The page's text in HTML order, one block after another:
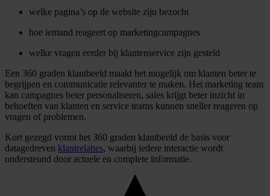
welke pagina’s op de website zijn bezocht
hoe iemand reageert op marketingcampagnes
welke vragen eerder bij klantenservice zijn gesteld
Een 360 graden klantbeeld maakt het mogelijk om klanten beter te
begrijpen en communicatie relevanter te maken. Het marketing team
kan campagnes beter personaliseren, sales krijgt beter inzicht in
behoeften van klanten en service teams kunnen sneller reageren op
vragen of problemen.
Kort gezegd vormt het 360 graden klantbeeld de basis voor
datagedreven klantrelaties, waarbij iedere interactie wordt
ondersteund door actuele en complete informatie.